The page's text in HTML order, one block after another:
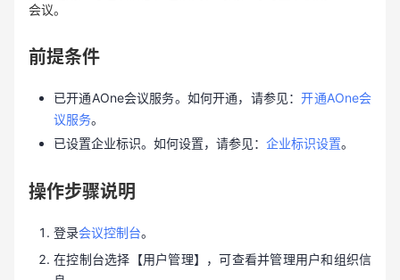
会议。
前提条件
已开通AOne会议服务。如何开通，请参见：开通AOne会
议服务。
已设置企业标识。如何设置，请参见： 企业标识设置。
操作步骤说明
登录会议控制台。
在控制台选择【用户管理】，可查看并管理用户和组织信